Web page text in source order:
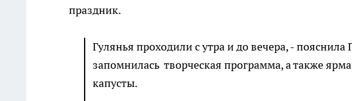
праздник.
Гулянья проходили с утра и до вечера, -
запомнилась творческая программа, а также
капусты.